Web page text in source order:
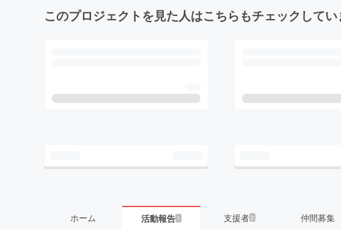
このプロジェクトを見た人はこちらもチェックしてい
ホーム 活動報告 1 支援者2 仲間募集